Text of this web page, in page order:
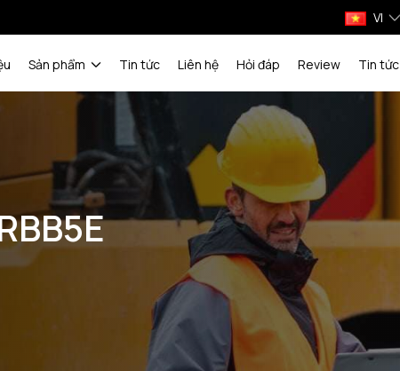
VI
Sản phẩm Tin tức Liên hệ Hỏi đáp Review Tin tức